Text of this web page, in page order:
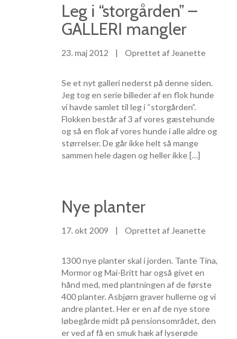
Leg i “storgården” –
GALLERI mangler
23. maj 2012 | Oprettet af Jeanette
Se et nyt galleri nederst på denne siden.
Jeg tog en serie billeder af en flok hunde
vi havde samlet til leg i “storgården”.
Flokken består af 3 af vores gæstehunde
og så en flok af vores hunde i alle aldre og
størrelser. De går ikke helt så mange
sammen hele dagen og heller ikke […]
Nye planter
17. okt 2009 | Oprettet af Jeanette
1300 nye planter skal i jorden. Tante Tina,
Mormor og Mai-Britt har også givet en
hånd med, med plantningen af de første
400 planter. Asbjørn graver hullerne og vi
andre plantet. Her er en af de nye store
løbegårde midt på pensionsområdet, den
er ved af få en smuk hæk af lyserøde